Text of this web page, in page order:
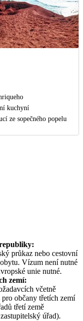
kuchyní
ze sopečného popelu
průkaz nebo cestovní
Vízum není nutné
unie nutné.
zemí:
včetně
občany třetích zemí
třetí země
úřad).